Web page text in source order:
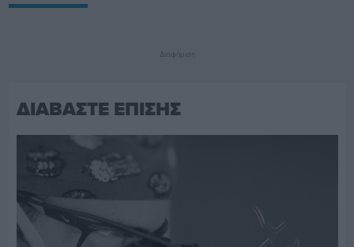
Διαφήμιση
ΔΙΑΒΑΣΤΕ ΕΠΙΣΗΣ